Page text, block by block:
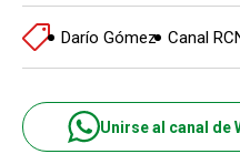
Darío Gómez Canal
Unirse al canal de